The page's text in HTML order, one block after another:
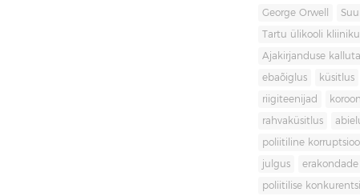
George Orwell
Tartu ülikooli
Ajakirjanduse
ebaõiglus küsitlus
riigiteenijad
rahvaküsitlus
poliitiline
julgus erakondade
poliitilise